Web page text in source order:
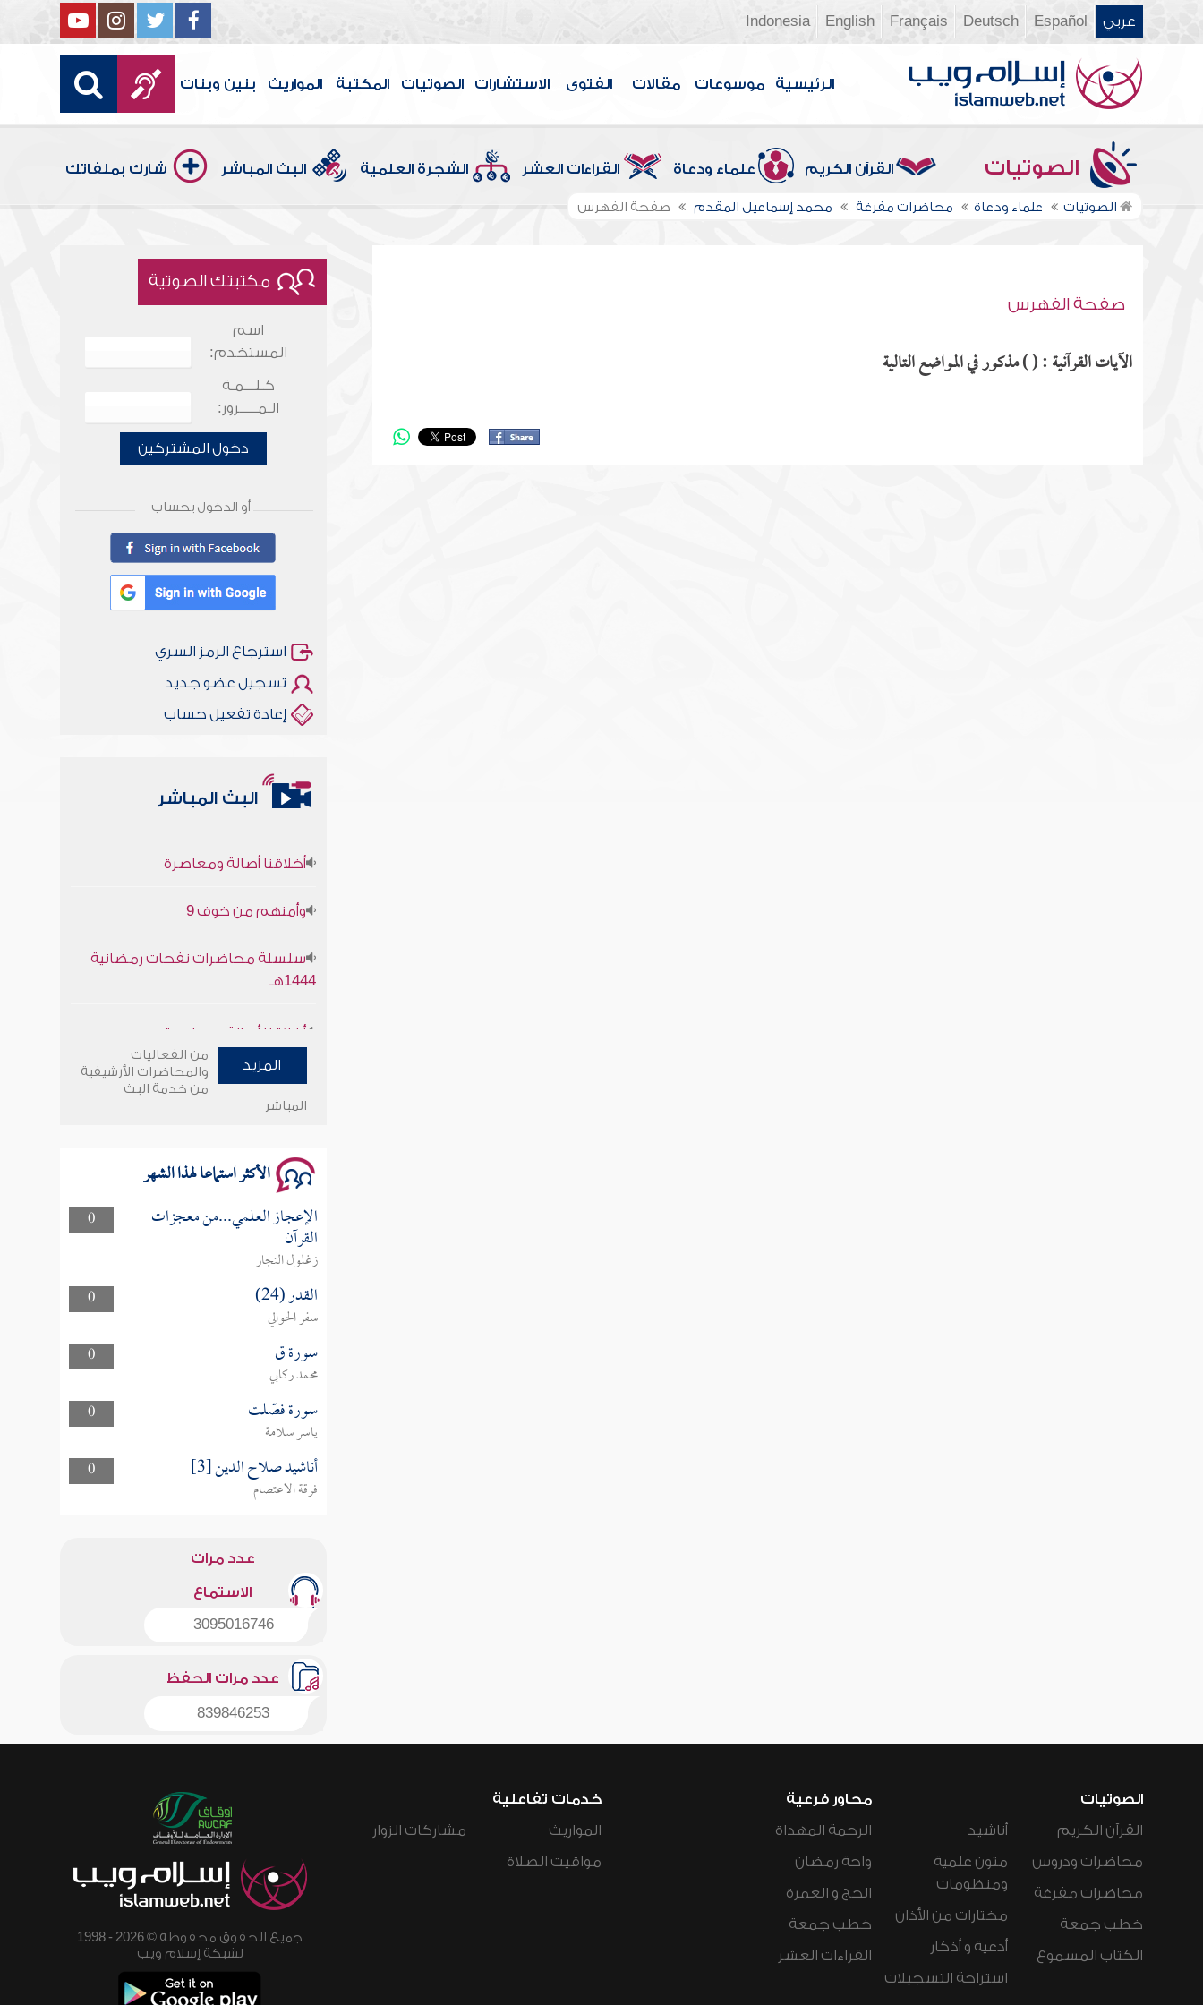
عربي Español
Deutsch
Français
English
Indonesia
الرئيسية موسوعات مقالات الفتوى الاستشارات الصوتيات المكتبة المواريث بنين وبنات
الصوتيات القرآن الكريم علماء ودعاة القراءات العشر الشجرة العلمية البث المباشر شارك بملفاتك
الصوتيات علماء ودعاة محاضرات مفرغة محمد إسماعيل المقدم صفحة الفهرس
صفحة الفهرس
الآيات القرآنية : ( ) مذكور في المواضع التالية
مكتبتك الصوتية
اسم
المستخدم:
كـلـــمـة
الـمـــــرور:
دخول المشتركين
أو الدخول بحساب
استرجاع الرمز السري
تسجيل عضو جديد
إعادة تفعيل حساب
البث المباشر
1444هـ
وأمنهم من خوف 9
سلسلة محاضرات نفحات رمضانية
المزيد
من الفعاليات
والمحاضرات الأرشيفية
من خدمة البث
المباشر
الأكثر استماعا لهذا الشهر
0 الإعجاز العلمي...من معجزات
القرآن
زغلول النجار
0
القدر (24)
سفر الحوالي
0
سورة ق
محمد ركابي
0
سورة فصّلت
ياسر سلامة
0
أناشيد صلاح الدين [3]
فرقة الاعتصام
عدد مرات
الاستماع
3095016746
عدد مرات الحفظ
839846253
الصوتيات
القرآن الكريم
محاضرات ودروس
محاضرات مفرغة
خطب جمعة
الكتاب المسموع
أناشيد
متون علمية
ومنظومات
مختارات من الأذان
أدعية و أذكار
استراحة التسجيلات
محاور فرعية
الرحمة المهداة
واحة رمضان
الحج و العمرة
خطب جمعة
القراءات العشر
خدمات تفاعلية
المواريث
مواقيت الصلاة
مشاركات الزوار
جميع الحقوق محفوظة © 2026 - 1998
لشبكة إسلام ويب